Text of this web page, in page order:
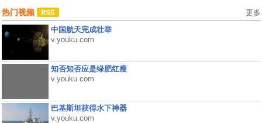
热门视频 更多
中国航天完成壮举
v.youku.com
知否知否应是绿肥红瘦
v.youku.com
巴基斯坦获得水下神器
v.youku.com